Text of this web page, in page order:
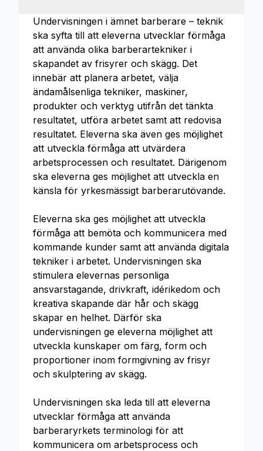
Undervisningen i ämnet barberare – teknik
ska syfta till att eleverna utvecklar förmåga
att använda olika barberartekniker i
skapandet av frisyrer och skägg. Det
innebär att planera arbetet, välja
ändamålsenliga tekniker, maskiner,
produkter och verktyg utifrån det tänkta
resultatet, utföra arbetet samt att redovisa
resultatet. Eleverna ska även ges möjlighet
att utveckla förmåga att utvärdera
arbetsprocessen och resultatet. Därigenom
ska eleverna ges möjlighet att utveckla en
känsla för yrkesmässigt barberarutövande.
Eleverna ska ges möjlighet att utveckla
förmåga att bemöta och kommunicera med
kommande kunder samt att använda digitala
tekniker i arbetet. Undervisningen ska
stimulera elevernas personliga
ansvarstagande, drivkraft, idérikedom och
kreativa skapande där hår och skägg
skapar en helhet. Därför ska
undervisningen ge eleverna möjlighet att
utveckla kunskaper om färg, form och
proportioner inom formgivning av frisyr
och skulptering av skägg.
Undervisningen ska leda till att eleverna
utvecklar förmåga att använda
barberaryrkets terminologi för att
kommunicera om arbetsprocess och